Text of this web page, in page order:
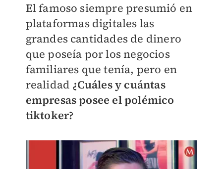
El famoso siempre presumió en
plataformas digitales las
grandes cantidades de dinero
que poseía por los negocios
familiares que tenía, pero en
realidad ¿Cuáles y cuántas
empresas posee el polémico
tiktoker?